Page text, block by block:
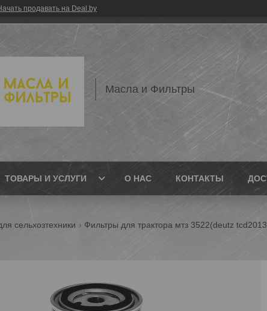
продавать на Deal.by
Масла и Фильтры
ТОВАРЫ И УСЛУГИ О НАС КОНТАКТЫ
сельхозтехники Фильтры для трактора мтз 3522(deutz